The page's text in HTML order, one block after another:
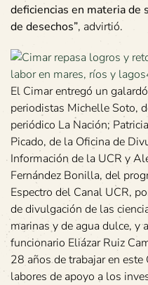
deficiencias en materia de
de desechos”, advirtió.
El Cimar entregó un
periodistas Michelle Soto,
periódico La Nación;
Picado, de la Oficina de
Información de la UCR y
Fernández Bonilla, del
Espectro del Canal UCR,
de divulgación de las
marinas y de agua dulce, y
funcionario Eliázar Ruiz
28 años de trabajar en este
labores de apoyo a los